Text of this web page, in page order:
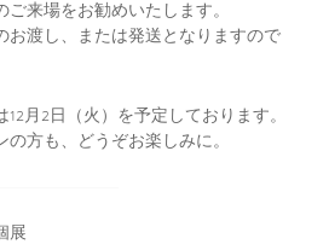
来場をお勧めいたします。
お渡し、または発送となりますので
月2日（火）を予定しております。
方も、どうぞお楽しみに。
展